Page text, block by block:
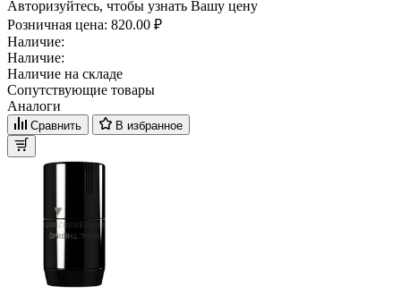
Авторизуйтесь, чтобы узнать Вашу цену
Розничная цена: 820.00 ₽
Наличие:
Наличие:
Наличие на складе
Сопутствующие товары
Аналоги
Сравнить В избранное